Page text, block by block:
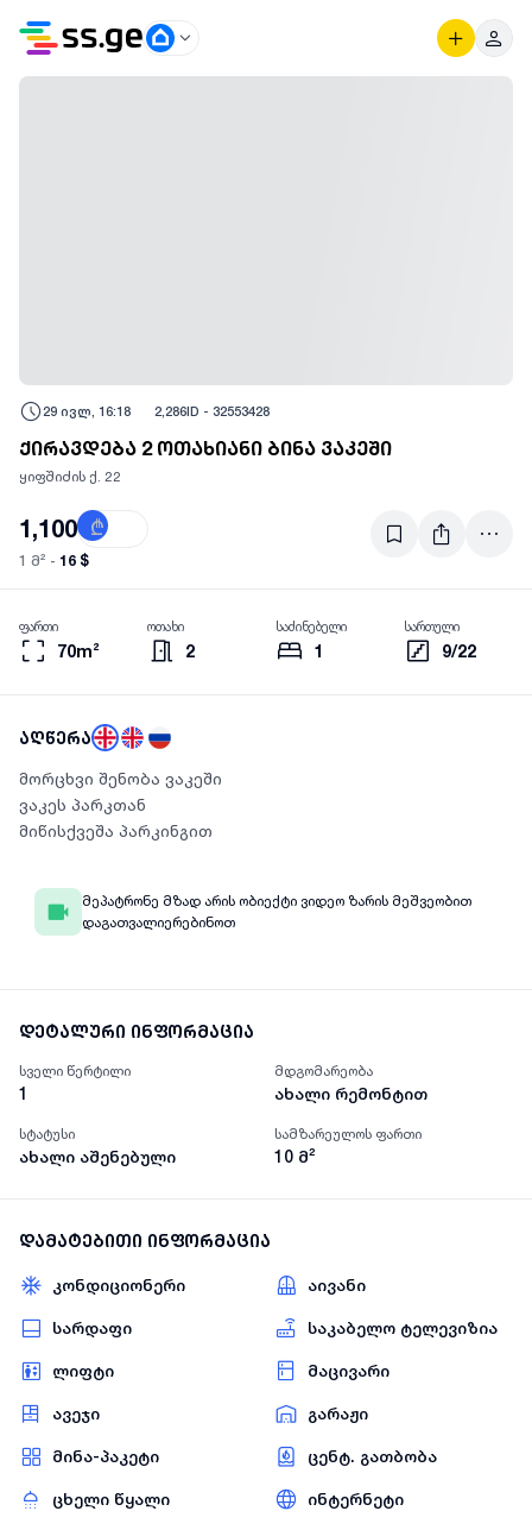
29 ივლ, 16:18 2,286ID - 32553428
ქირავდება 2 ოთახიანი ბინა ვაკეში
ყიფშიძის ქ. 22
1,100 ₾
1 მ² - 16 $
70m²
ფართი
2
ოთახი
1
საძინებელი
9/22
სართული
აღწერა
მორცხვი შენობა ვაკეში
ვაკეს პარკთან
მიწისქვეშა პარკინგით
მეპატრონე მზად არის ობიექტი ვიდეო ზარის მეშვეობით
დაგათვალიერებინოთ
დეტალური ინფორმაცია
სველი წერტილი
1
მდგომარეობა
ახალი რემონტით
სტატუსი
ახალი აშენებული
სამზარეულოს ფართი
10 მ²
დამატებითი ინფორმაცია
კონდიციონერი აივანი
სარდაფი საკაბელო ტელევიზია
ლიფტი მაცივარი
ავეჯი გარაჟი
მინა-პაკეტი ცენტ. გათბობა
ცხელი წყალი ინტერნეტი